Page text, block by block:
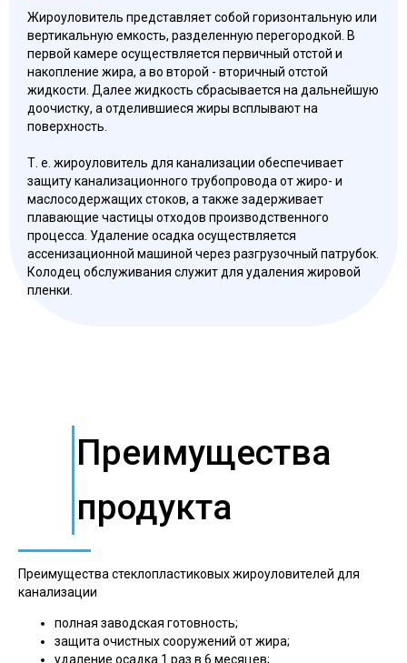
Жироуловитель представляет собой горизонтальную или
вертикальную емкость, разделенную перегородкой. В
первой камере осуществляется первичный отстой и
накопление жира, а во второй - вторичный отстой
жидкости. Далее жидкость сбрасывается на дальнейшую
доочистку, а отделившиеся жиры всплывают на
поверхность.
Т. е. жироуловитель для канализации обеспечивает
защиту канализационного трубопровода от жиро- и
маслосодержащих стоков, а также задерживает
плавающие частицы отходов производственного
процесса. Удаление осадка осуществляется
ассенизационной машиной через разгрузочный патрубок.
Колодец обслуживания служит для удаления жировой
пленки.
Преимущества
продукта
Преимущества стеклопластиковых жироуловителей для
канализации
полная заводская готовность;
защита очистных сооружений от жира;
удаление осадка 1 раз в 6 месяцев;